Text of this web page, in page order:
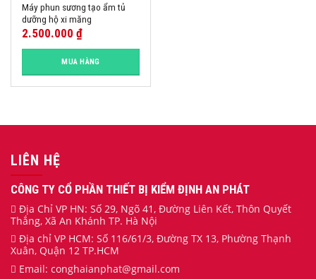
Máy phun sương tạo ẩm tủ
dưỡng hộ xi măng
2.500.000 ₫
MUA HÀNG
LIÊN HỆ
CÔNG TY CỔ PHẦN THIẾT BỊ KIỂM ĐỊNH AN PHÁT
Địa Chỉ VP HN: Số 29, Ngõ 41, Đường Liên Kết, Thôn Quyết
Thắng, Xã An Khánh TP. Hà Nội
Địa chỉ VP HCM: Số 116/61/3, Đường TX 13, Phường Thạnh
Xuân, Quận 12 TP.HCM
Email: conghaianphat@gmail.com